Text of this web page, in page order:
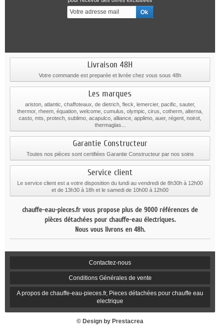
Livraison 48H
Votre commande est preparée et livrée chez vous sous 48h
Les marques
ariston, atlantic, chaffoteaux, de dietrich, fleck, lemercier, pacific, sauter,
thermor, rheem, équation, welcome, cumulus, olympic, cirus, cotherm, alterna,
casto, mts, protech, sublimo, acapulco, alliance, applimo, auer, régent, noirot,
thermaglas...
Garantie Constructeur
Toutes nos pièces sont certifiées Garantie Constructeur par nos soins
Service client
Le service client est a votre disposition du lundi au vendredi de 8h30h à 12h00
et de 13h30 à 18h et le samedi de 10h00 à 12h00
chauffe-eau-pieces.fr vous propose plus de 9000 références de
pièces détachées pour chauffe-eau électriques.
Nous vous livrons en 48h.
Contactez-nous
Conditions Générales de vente
A propos de chauffe-eau-pieces.fr, Pieces détachées pour chauffe eau
electrique
© Design by Prestacrea